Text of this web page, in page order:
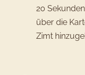
20
über die
Zimt